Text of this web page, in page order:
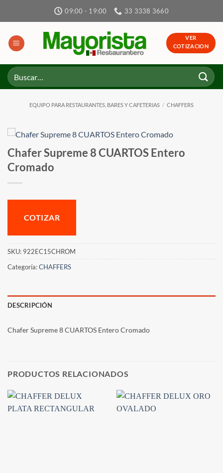
09:00 - 19:00 33 3338 3660
VER
COTIZACION
Buscar
por:
EQUIPO PARA RESTAURANTES, BARES Y CAFETERIAS / CHAFFERS
Chafer Supreme 8 CUARTOS Entero
Cromado
COTIZAR
SKU: 922EC15CHROM
Categoría:CHAFFERS
DESCRIPCIÓN
Chafer Supreme 8 CUARTOS Entero Cromado
PRODUCTOS RELACIONADOS